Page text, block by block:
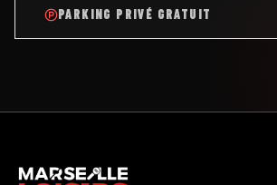
PARKING PRIVÉ GRATUIT